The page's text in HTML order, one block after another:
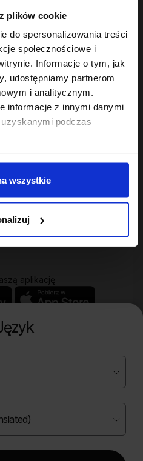
plików cookie
do spersonalizowania treści
społecznościowe i
Informacje o tym, jak
udostępniamy partnerom
i analitycznym.
informacje z innymi danymi
podczas
wszystkie
aplikację
drugą markę